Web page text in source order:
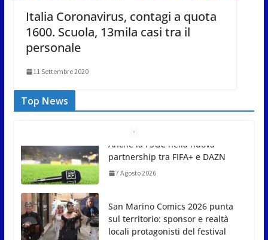
Italia Coronavirus, contagi a quota
1600. Scuola, 13mila casi tra il
personale
11 Settembre 2020
Top News
San Marino Comics 2026 punta
sul territorio: sponsor e realtà
San Marino. Eclissi di sole